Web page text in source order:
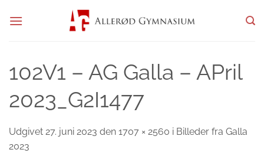
102V1 – AG Galla – APril
2023_G2I1477
Udgivet 27. juni 2023 den 1707 × 2560 i Billeder fra Galla
2023